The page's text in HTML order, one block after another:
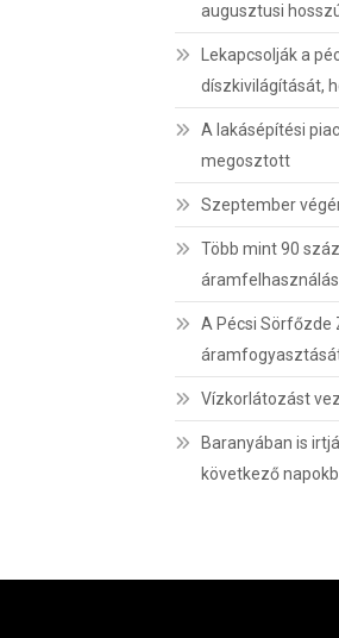
augusztusi
Lekapcsolják a
díszkivilágítását,
A lakásépítési
megosztott
Szeptember
Több mint 90
A Pécsi Sörfőzde
Vízkorlátozást
Baranyában is
következő